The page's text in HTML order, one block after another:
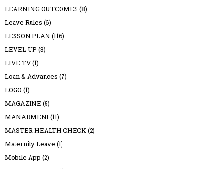
LEARNING OUTCOMES (8)
Leave Rules (6)
LESSON PLAN (116)
LEVEL UP (3)
LIVE TV(1)
Loan & Advances (7)
LOGO (1)
MAGAZINE (5)
MANARMENI (11)
MASTER HEALTH CHECK (2)
Maternity Leave (1)
Mobile App (2)